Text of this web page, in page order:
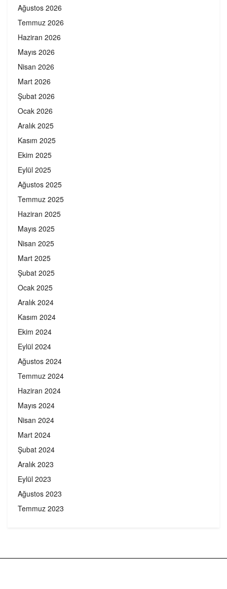
Ağustos 2026
Temmuz 2026
Haziran 2026
Mayıs 2026
Nisan 2026
Mart 2026
Şubat 2026
Ocak 2026
Aralık 2025
Kasım 2025
Ekim 2025
Eylül 2025
Ağustos 2025
Temmuz 2025
Haziran 2025
Mayıs 2025
Nisan 2025
Mart 2025
Şubat 2025
Ocak 2025
Aralık 2024
Kasım 2024
Ekim 2024
Eylül 2024
Ağustos 2024
Temmuz 2024
Haziran 2024
Mayıs 2024
Nisan 2024
Mart 2024
Şubat 2024
Aralık 2023
Eylül 2023
Ağustos 2023
Temmuz 2023